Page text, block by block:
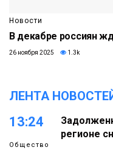
Новости
В декабре россиян
26 ноября 2025 1.3k
ЛЕНТА
13:24
Общество
регионе